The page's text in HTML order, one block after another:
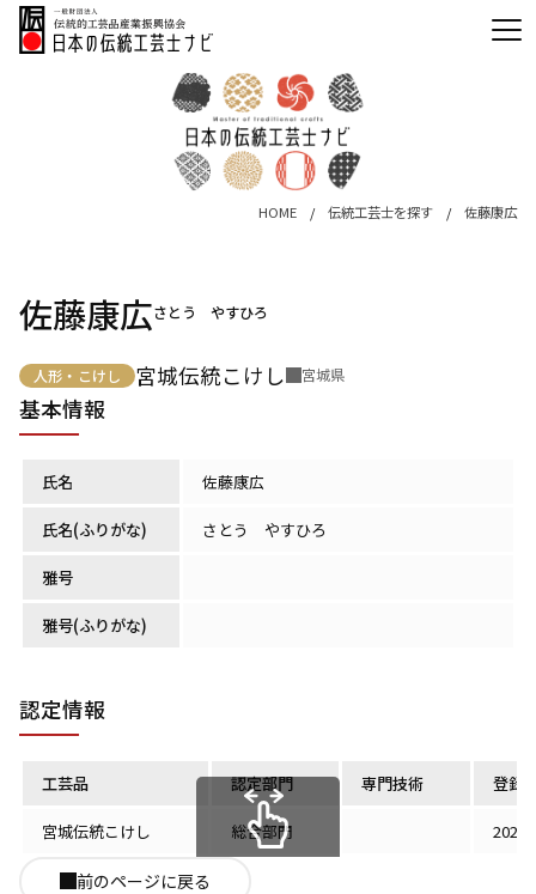
HOME 伝統工芸士を探す 佐藤康広
佐藤康広さとう やすひろ
人形・こけし 宮城伝統こけし 宮城県
基本情報
氏名 佐藤康広
氏名(ふりがな) さとう やすひろ
雅号
雅号(ふりがな)
認定情報
工芸品 認定部門 専門技術 登録
宮城伝統こけし 総合部門 2026
前のページに戻る